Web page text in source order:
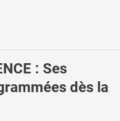
: Ses
dès la